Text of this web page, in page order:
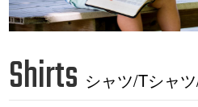
Shirts シャツ/Tシャ